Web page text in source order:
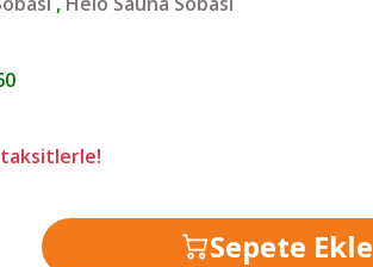
taksitlerle!
Sepete Ekle